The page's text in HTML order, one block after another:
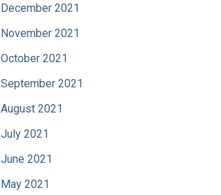
December 2021
November 2021
October 2021
September 2021
August 2021
July 2021
June 2021
May 2021